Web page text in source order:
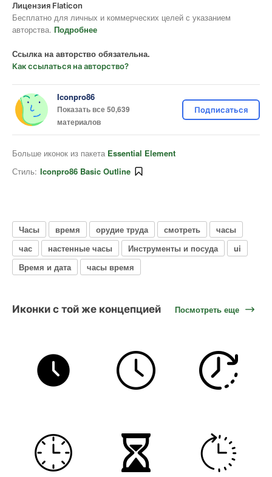
Лицензия Flaticon
Бесплатно для личных и коммерческих целей с указанием
авторства. Подробнее
Ссылка на авторство обязательна.
Как ссылаться на авторство?
Iconpro86
Показать все 50,639
материалов
Подписаться
Больше иконок из пакета Essential Element
Стиль: Iconpro86 Basic Outline
Часы время орудие труда смотреть
часы
час
настенные часы Инструменты и посуда
ui
Время и дата
часы время
Иконки с той же концепцией Посмотреть еще